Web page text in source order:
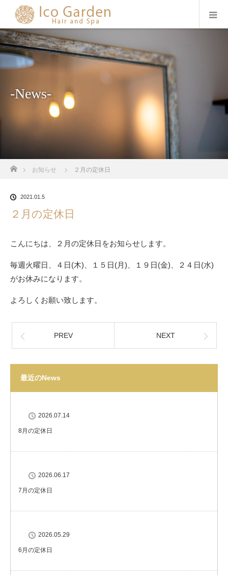
-News-
ホーム
お知らせ ２月の定休日
2021.01.5
２月の定休日
こんにちは、２月の定休日をお知らせします。
毎週火曜日、４日(木)、１５日(月)、１９日(金)、２４日(水)
がお休みになります。
よろしくお願い致します。
PREV NEXT
最近のNews
2026.07.14
8月の定休日
2026.06.17
7月の定休日
2026.05.29
6月の定休日